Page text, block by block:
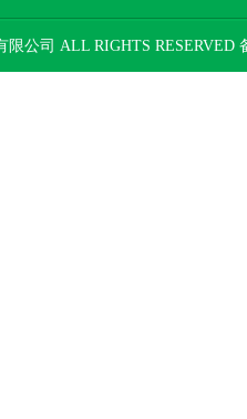
公司 ALL RIGHTS RESERVED